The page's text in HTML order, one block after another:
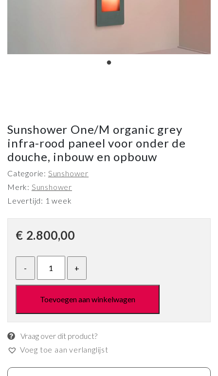
Sunshower One/M organic grey
infra-rood paneel voor onder de
douche, inbouw en opbouw
Categorie: Sunshower
Merk: Sunshower
Levertijd: 1 week
€ 2.800,00
Toevoegen aan winkelwagen
Vraag over dit product?
Voeg toe aan verlanglijst